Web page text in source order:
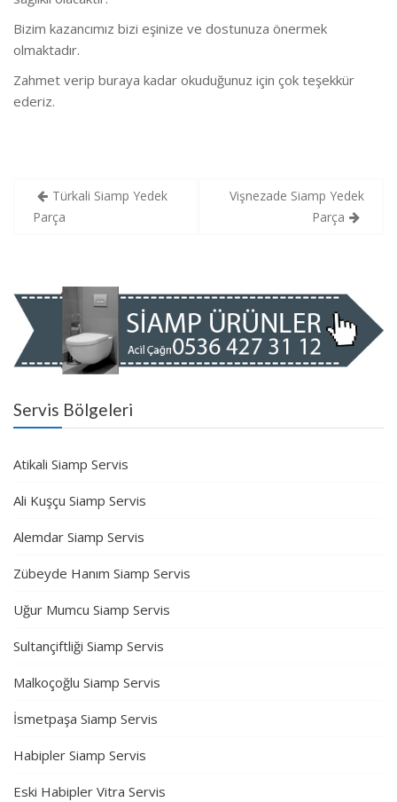
Bizim kazancımız bizi eşinize ve dostunuza önermek
olmaktadır.
Zahmet verip buraya kadar okuduğunuz için çok teşekkür
ederiz.
Yazı
gezinmesi
Türkali Siamp Yedek
Parça
Vişnezade Siamp Yedek
Parça
Servis Bölgeleri
Atikali Siamp Servis
Ali Kuşçu Siamp Servis
Alemdar Siamp Servis
Zübeyde Hanım Siamp Servis
Uğur Mumcu Siamp Servis
Sultançiftliği Siamp Servis
Malkoçoğlu Siamp Servis
İsmetpaşa Siamp Servis
Habipler Siamp Servis
Eski Habipler Vitra Servis